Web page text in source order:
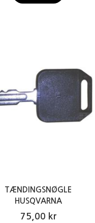
TÆNDINGSNØGLE
HUSQVARNA
75,00 kr